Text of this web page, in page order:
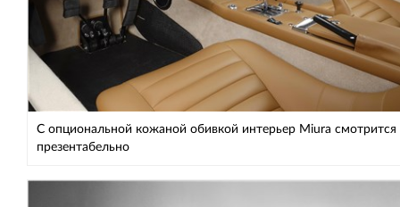
С опциональной кожаной обивкой интерьер Miura смотрится
презентабельно